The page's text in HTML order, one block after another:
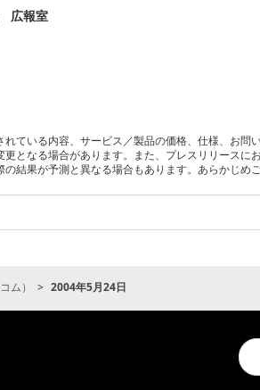
広報室
れている内容、サービス／製品の価格、仕様、お問
更となる場合があります。また、プレスリリースに
結果が予測と異なる場合もあります。あらかじめご
ム） 2004年5月24日
a